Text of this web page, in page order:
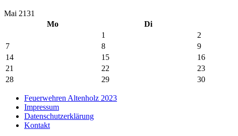
Mai 2131
Mo
Di
1
2
7
8 9
14
15 16
21
22 23
28
29 30
Feuerwehren Altenholz 2023
Impressum
Datenschutzerklärung
Kontakt